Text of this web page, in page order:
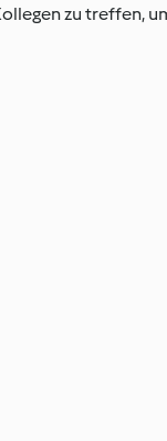
zu treffen,